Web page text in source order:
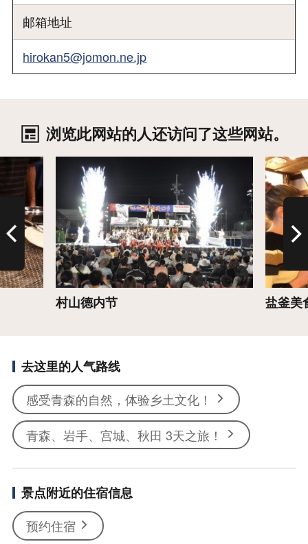
邮箱地址
hirokan5@jomon.ne.jp
浏览此网站的人还访问了这些网站。
村山德内节
详细
盐釜美
详细
去这里的人气路线
感受青森的自然，体验乡土文化！
青森、岩手、宫城、秋田 3天之旅！
景点附近的住宿信息
预约住宿